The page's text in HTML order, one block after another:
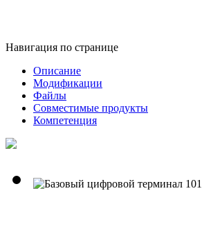
Навигация по странице
Описание
Модификации
Файлы
Совместимые продукты
Компетенция